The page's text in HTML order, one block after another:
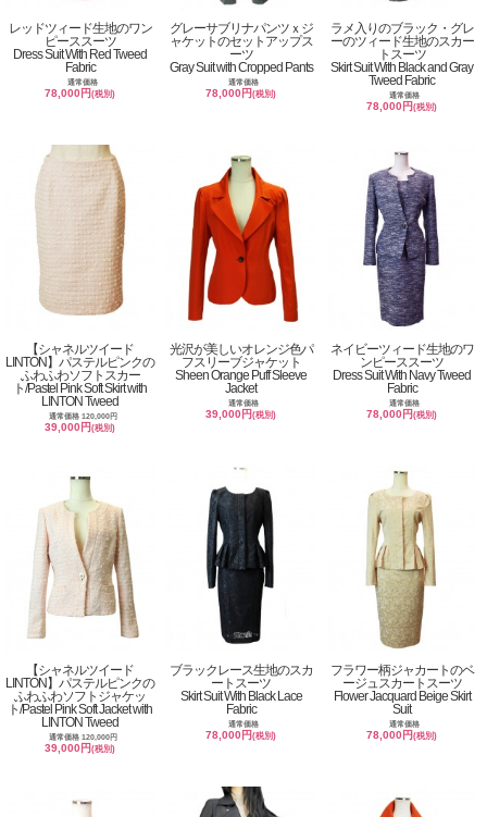
レッドツィード生地のワン
ピーススーツ
Dress Suit With Red Tweed
Fabric
通常価格
78,000円(税別)
グレーサブリナパンツｘジ
ャケットのセットアップス
ーツ
Gray Suit with Cropped Pants
通常価格
78,000円(税別)
ラメ入りのブラック・グレ
ーのツィード生地のスカー
トスーツ
Skirt Suit With Black and Gray
Tweed Fabric
通常価格
78,000円(税別)
【シャネルツイード
LINTON】パステルピンクの
ふわふわソフトスカー
ト/Pastel Pink Soft Skirt with
LINTON Tweed
通常価格 120,000円
39,000円(税別)
光沢が美しいオレンジ色パ
フスリーブジャケット
Sheen Orange Puff Sleeve
Jacket
通常価格
39,000円(税別)
ネイビーツィード生地のワ
ンピーススーツ
Dress Suit With Navy Tweed
Fabric
通常価格
78,000円(税別)
【シャネルツイード
LINTON】パステルピンクの
ふわふわソフトジャケッ
ト/Pastel Pink Soft Jacket with
LINTON Tweed
通常価格 120,000円
39,000円(税別)
ブラックレース生地のスカ
ートスーツ
Skirt Suit With Black Lace
Fabric
通常価格
78,000円(税別)
フラワー柄ジャカートのベ
ージュスカートスーツ
Flower Jacquard Beige Skirt
Suit
通常価格
78,000円(税別)